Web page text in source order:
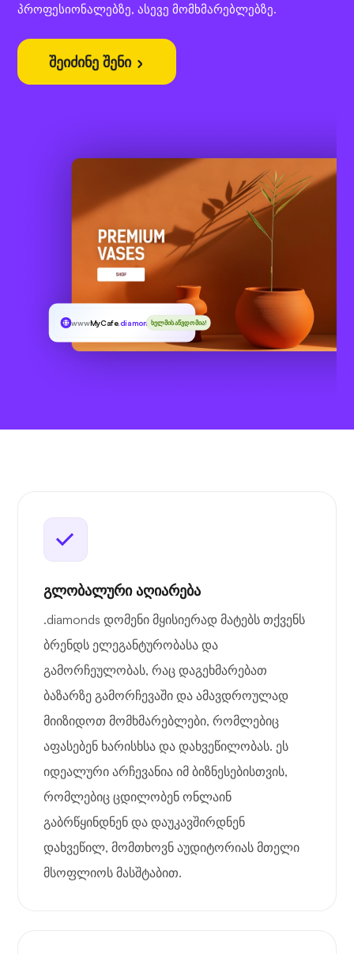
პროფესიონალებზე, ასევე მომხმარებლებზე.
შეიძინე შენი
wwwMyCafe.diamondsხელმისაწვდომია!
გლობალური აღიარება
.diamonds დომენი მყისიერად მატებს თქვენს
ბრენდს ელეგანტურობასა და
გამორჩეულობას, რაც დაგეხმარებათ
ბაზარზე გამორჩევაში და ამავდროულად
მიიზიდოთ მომხმარებლები, რომლებიც
აფასებენ ხარისხსა და დახვეწილობას. ეს
იდეალური არჩევანია იმ ბიზნესებისთვის,
რომლებიც ცდილობენ ონლაინ
გაბრწყინდნენ და დაუკავშირდნენ
დახვეწილ, მომთხოვნ აუდიტორიას მთელი
მსოფლიოს მასშტაბით.